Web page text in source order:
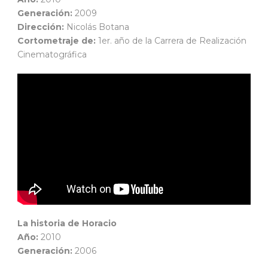
Generación: 2009
Dirección: Nicolás Botana
Cortometraje de: 1er. año de la Carrera de Realización
Cinematográfica
La historia de Horacio
Año: 2010
Generación: 2006